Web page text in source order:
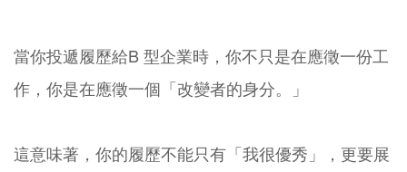
當你投遞履歷給B 型企業時，你不只是在應徵一份工
作，你是在應徵一個「改變者的身分。」
這意味著，你的履歷不能只有「我很優秀」，更要展